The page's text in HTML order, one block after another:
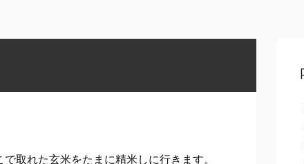
取れた玄米をたまに精米しに行きます。